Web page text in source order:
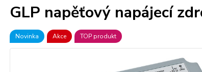
GLP napěťový napájecí
Novinka Akce TOP produkt